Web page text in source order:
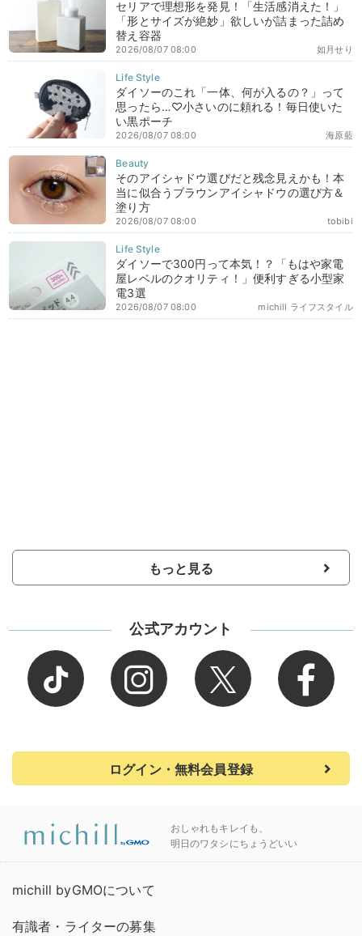
セリアで理想形を発見！「生活感消えた！」
「形とサイズが絶妙」欲しいが詰まった詰め
替え容器
如月せり
2026/08/07 08:00
ダイソーのこれ「一体、何が入るの？」って
思ったら…♡小さいのに頼れる！毎日使いた
い黒ポーチ
海原藍
2026/08/07 08:00
そのアイシャドウ選びだと残念見えかも！本
当に似合うブラウンアイシャドウの選び方＆
塗り方
tobibi
2026/08/07 08:00
ダイソーで300円って本気！？「もはや家電
屋レベルのクオリティ！」便利すぎる小型家
電3選
michill ライフスタイル
2026/08/07 08:00
もっと見る
公式アカウント
ログイン・無料会員登録
おしゃれもキレイも、
明日のワタシにちょうどいい
michill byGMOについて
有識者・ライターの募集